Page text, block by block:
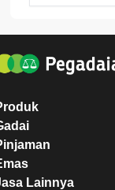
Lainnya